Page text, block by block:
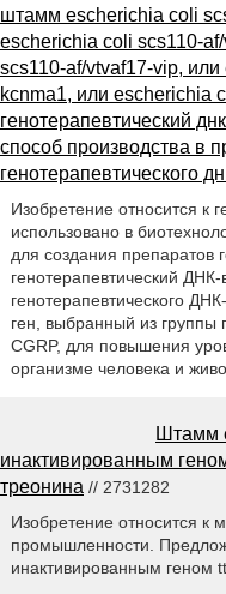
штамм escherichia coli
escherichia coli scs110-
scs110-af/vtvaf17-vip,
kcnma1, или escherichia
генотерапевтический
способ производства в
генотерапевтического
Изобретение относится к
использовано в
для создания препаратов
генотерапевтический
генотерапевтического
ген, выбранный из группы
CGRP, для повышения
организме человека и
Штамм
инактивированным
треонина // 2731282
Изобретение относится к
промышленности.
инактивированным геном